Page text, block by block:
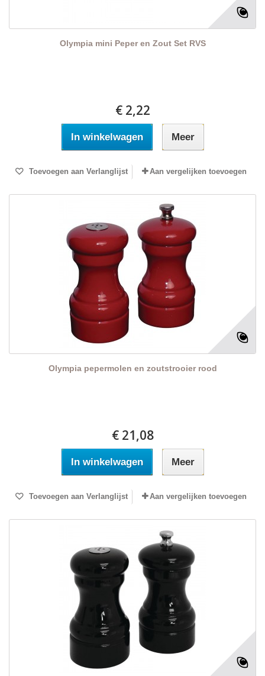
Olympia mini Peper en Zout Set RVS
€ 2,22
In winkelwagen Meer
Toevoegen aan Verlanglijst Aan vergelijken toevoegen
Olympia pepermolen en zoutstrooier rood
€ 21,08
In winkelwagen Meer
Toevoegen aan Verlanglijst Aan vergelijken toevoegen